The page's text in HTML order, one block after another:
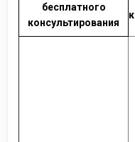
бесплатного
консультирования